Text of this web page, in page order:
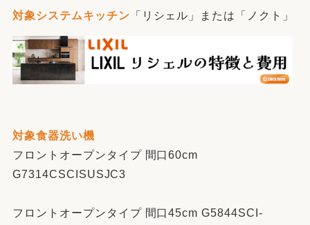
対象システムキッチン 「リシェル」または「ノクト」
対象食器洗い機
フロントオープンタイプ 間口60cm
G7314CSCISUSJC3
フロントオープンタイプ 間口45cm G5844SCI-